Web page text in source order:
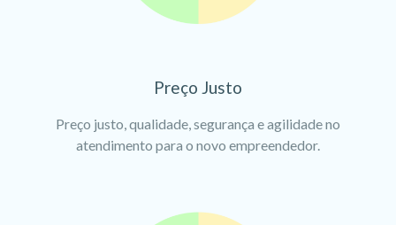
Preço Justo
Preço justo, qualidade, segurança e agilidade no
atendimento para o novo empreendedor.